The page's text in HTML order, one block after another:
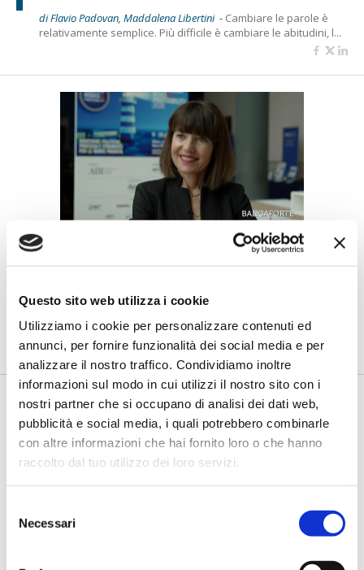
Questo sito web utilizza i cookie
Utilizziamo i cookie per personalizzare contenuti ed
annunci, per fornire funzionalità dei social media e per
analizzare il nostro traffico. Condividiamo inoltre
informazioni sul modo in cui utilizzi il nostro sito con i
nostri partner che si occupano di analisi dei dati web,
pubblicità e social media, i quali potrebbero combinarle
con altre informazioni che hai fornito loro o che hanno
raccolto dal tuo utilizzo dei loro servizi.
delNecessari
di Flavio Padovan, Maddalena Libertini - Cambiare le parole è
relativamente semplice. Più difficile è cambiare le abitudini, l...
Petrella (BPER Banca): “La GenAI
rafforza i controlli e valorizza il
secondo livello più strutturati, standardizzati e capaci di le...
Fracassi (Multiply Group): "L’AI va